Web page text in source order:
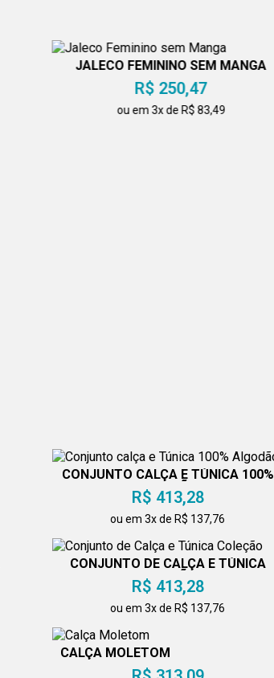
JALECO FEMININO SEM MANGA
R$ 250,47
ou em 3x de R$ 83,49
CONJUNTO CALÇA E TÚNICA 100%
ALGODÃO
R$ 413,28
ou em 3x de R$ 137,76
CONJUNTO DE CALÇA E TÚNICA
COLEÇÃO
R$ 413,28
ou em 3x de R$ 137,76
CALÇA MOLETOM